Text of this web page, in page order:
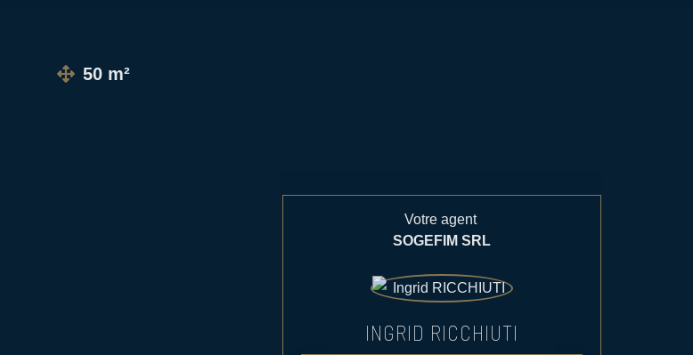
50 m²
Votre agent
SOGEFIM SRL
INGRID RICCHIUTI